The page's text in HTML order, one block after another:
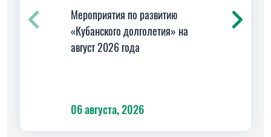
Мероприятия по развитию
«Кубанского долголетия» на
август 2026 года
06 августа, 2026